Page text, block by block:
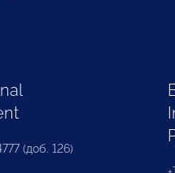
(доб. 126)